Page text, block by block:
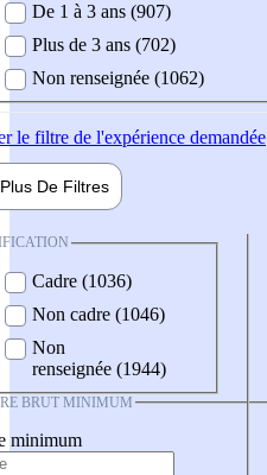
De 1 à 3 ans (907)
Plus de 3 ans (702)
Non renseignée (1062)
le filtre de l'expérience demandée
Plus De Filtres
Cadre (1036)
Non cadre (1046)
Non
renseignée (1944)
BRUT MINIMUM
minimum